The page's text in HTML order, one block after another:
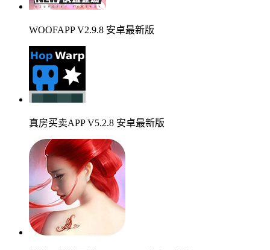
WOOFAPP V2.9.8 安卓最新版
真房买卖APP V5.2.8 安卓最新版